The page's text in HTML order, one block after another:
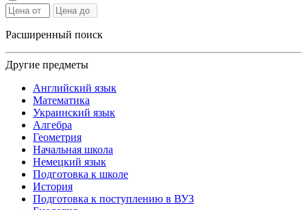
Расширенный поиск
Другие предметы
Английский язык
Математика
Украинский язык
Алгебра
Геометрия
Начальная школа
Немецкий язык
Подготовка к школе
История
Подготовка к поступлению в ВУЗ